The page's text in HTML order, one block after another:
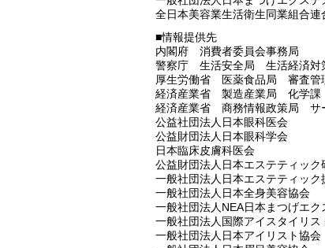
全日本美容業生活衛生同業組合連
■情報提供先
内閣府 消費者委員会事務局
警察庁 生活安全局 生活経済対
厚生労働省 医薬食品局 審査管
経済産業省 製造産業局 化学課
経済産業省 商務情報政策局 サ
公益社団法人日本眼科医会
公益財団法人日本眼科学会
日本臨床皮膚科医会
公益財団法人日本エステティック
一般社団法人日本エステティック
一般社団法人日本全身美容協会
一般社団法人NEA日本まつげエク
一般社団法人国際アイスタイリス
一般社団法人日本アイリスト協会